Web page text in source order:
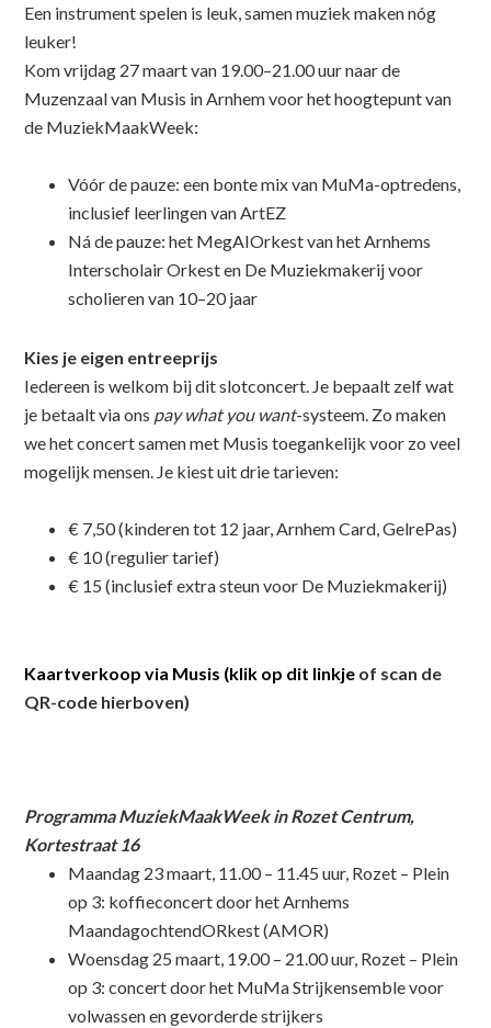
Een instrument spelen is leuk, samen muziek maken nóg
leuker!
Kom vrijdag 27 maart van 19.00–21.00 uur naar de
Muzenzaal van Musis in Arnhem voor het hoogtepunt van
de MuziekMaakWeek:
Vóór de pauze: een bonte mix van MuMa-optredens,
inclusief leerlingen van ArtEZ
Ná de pauze: het MegAIOrkest van het Arnhems
Interscholair Orkest en De Muziekmakerij voor
scholieren van 10–20 jaar
Kies je eigen entreeprijs
Iedereen is welkom bij dit slotconcert. Je bepaalt zelf wat
je betaalt via ons pay what you want-systeem. Zo maken
we het concert samen met Musis toegankelijk voor zo veel
mogelijk mensen. Je kiest uit drie tarieven:
€ 7,50 (kinderen tot 12 jaar, Arnhem Card, GelrePas)
€ 10 (regulier tarief)
€ 15 (inclusief extra steun voor De Muziekmakerij)
Kaartverkoop via Musis (klik op dit linkje of scan de
QR-code hierboven)
Programma MuziekMaakWeek in Rozet Centrum,
Kortestraat 16
Maandag 23 maart, 11.00 – 11.45 uur, Rozet – Plein
op 3: koffieconcert door het Arnhems
MaandagochtendORkest (AMOR)
Woensdag 25 maart, 19.00 – 21.00 uur, Rozet – Plein
op 3: concert door het MuMa Strijkensemble voor
volwassen en gevorderde strijkers